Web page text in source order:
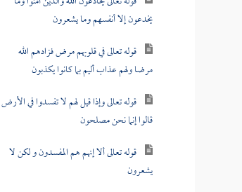
يخدعون إلا أنفسهم وما يشعرون
قوله تعالى في قلوبهم مرض فزادهم الله
مرضا ولهم عذاب أليم بما كانوا يكذبون
قوله تعالى وإذا قيل لهم لا تفسدوا في الأرض
قالوا إنما نحن مصلحون
قوله تعالى ألا إنهم هم المفسدون و لكن لا
يشعرون